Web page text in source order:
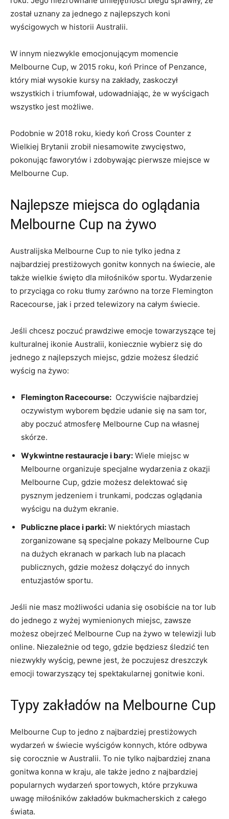
⁤został uznany za jednego z najlepszych koni
wyścigowych w historii Australii.
W innym ​niezwykle emocjonującym⁣ momencie
Melbourne Cup, w 2015 roku, koń Prince ‌of ‌Penzance,
który⁣ miał wysokie⁢ kursy na‍ zakłady, zaskoczył
wszystkich i triumfował,‍ udowadniając, że ‍w wyścigach
wszystko jest⁤ możliwe.
Podobnie w 2018 roku,‍ kiedy koń Cross Counter z
Wielkiej Brytanii zrobił niesamowite zwycięstwo,
pokonując faworytów ⁤i​ zdobywając pierwsze miejsce w
Melbourne Cup.
Najlepsze miejsca do oglądania
Melbourne Cup na żywo
Australijska Melbourne Cup to nie tylko jedna z
najbardziej prestiżowych gonitw konnych na świecie, ale
także wielkie święto dla miłośników sportu.​ Wydarzenie
to przyciąga ‍co​ roku ​tłumy zarówno na torze Flemington
Racecourse, jak i przed telewizory na całym‍ świecie.
Jeśli chcesz poczuć ‌prawdziwe emocje towarzyszące tej
kulturalnej ikonie ⁤Australii, koniecznie wybierz się do ​
jednego‍ z najlepszych miejsc, gdzie możesz‌ śledzić⁢
wyścig na żywo:
Flemington Racecourse: ​ Oczywiście ​najbardziej
oczywistym ⁣wyborem będzie udanie ‌się ⁣na sam tor,
aby poczuć atmosferę ⁣Melbourne Cup na własnej
skórze.
Wykwintne restauracje i bary: Wiele‌ miejsc w
Melbourne organizuje specjalne wydarzenia​ z ‌okazji
Melbourne ⁤Cup, gdzie możesz delektować się
pysznym​ jedzeniem ⁤i trunkami, podczas oglądania
wyścigu⁢ na dużym ekranie.
Publiczne place i parki: W niektórych miastach⁤
zorganizowane są⁢ specjalne pokazy ⁣Melbourne Cup
na dużych ekranach w parkach lub‍ na placach
publicznych, gdzie możesz dołączyć do innych
entuzjastów ⁣sportu.
Jeśli nie masz możliwości udania się osobiście na‌ tor lub
do jednego z wyżej wymienionych miejsc, zawsze⁣
możesz obejrzeć⁣ Melbourne Cup⁢ na żywo w telewizji lub
online.⁣ Niezależnie od tego,​ gdzie będziesz ​śledzić ten
niezwykły ⁣wyścig, ‌pewne‌ jest, że poczujesz dreszczyk
emocji ‍towarzyszący tej spektakularnej ​gonitwie koni.
Typy zakładów⁣ na ⁢Melbourne⁤ Cup
Melbourne Cup⁢ to jedno z najbardziej ‍prestiżowych⁤
wydarzeń w ⁢świecie wyścigów konnych, które odbywa
się corocznie w Australii. To nie tylko najbardziej znana
gonitwa konna⁤ w⁣ kraju, ale także jedno z najbardziej​
popularnych wydarzeń sportowych, ⁤które przykuwa
uwagę miłośników zakładów bukmacherskich z całego
świata.